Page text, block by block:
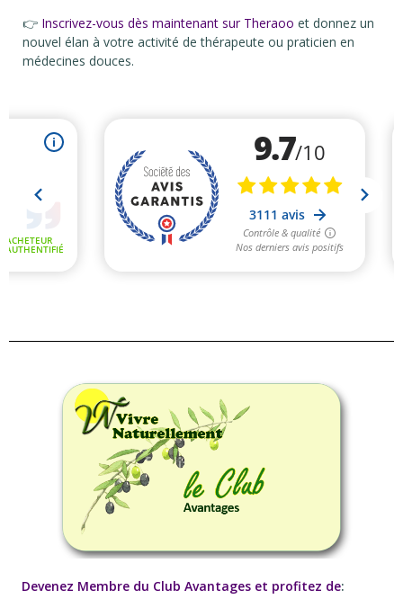
👉 Inscrivez-vous dès maintenant sur Theraoo et donnez un
nouvel élan à votre activité de thérapeute ou praticien en
médecines douces.
Devenez Membre du Club Avantages et profitez de: